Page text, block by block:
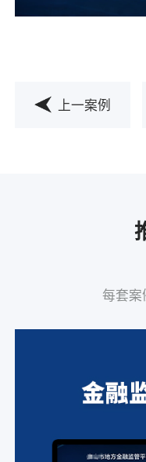
上一案例
每套案